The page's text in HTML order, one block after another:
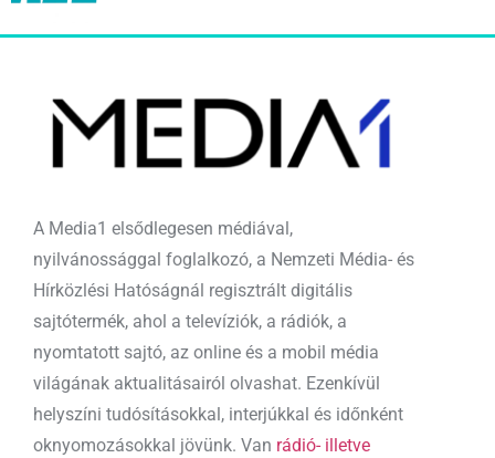
A Media1 elsődlegesen médiával,
nyilvánossággal foglalkozó, a Nemzeti Média- és
Hírközlési Hatóságnál regisztrált digitális
sajtótermék, ahol a televíziók, a rádiók, a
nyomtatott sajtó, az online és a mobil média
világának aktualitásairól olvashat. Ezenkívül
helyszíni tudósításokkal, interjúkkal és időnként
oknyomozásokkal jövünk. Van rádió- illetve